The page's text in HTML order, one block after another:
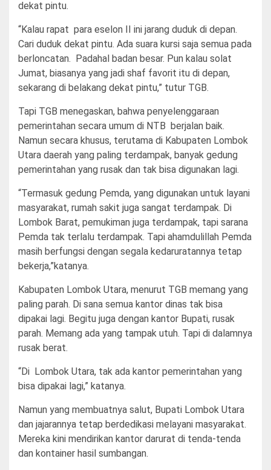
dekat pintu.
“Kalau rapat para eselon II ini jarang duduk di depan.
Cari duduk dekat pintu. Ada suara kursi saja semua pada
berloncatan. Padahal badan besar. Pun kalau solat
Jumat, biasanya yang jadi shaf favorit itu di depan,
sekarang di belakang dekat pintu,” tutur TGB.
Tapi TGB menegaskan, bahwa penyelenggaraan
pemerintahan secara umum di NTB berjalan baik.
Namun secara khusus, terutama di Kabupaten Lombok
Utara daerah yang paling terdampak, banyak gedung
pemerintahan yang rusak dan tak bisa digunakan lagi.
“Termasuk gedung Pemda, yang digunakan untuk layani
masyarakat, rumah sakit juga sangat terdampak. Di
Lombok Barat, pemukiman juga terdampak, tapi sarana
Pemda tak terlalu terdampak. Tapi ahamdulillah Pemda
masih berfungsi dengan segala kedaruratannya tetap
bekerja,”katanya.
Kabupaten Lombok Utara, menurut TGB memang yang
paling parah. Di sana semua kantor dinas tak bisa
dipakai lagi. Begitu juga dengan kantor Bupati, rusak
parah. Memang ada yang tampak utuh. Tapi di dalamnya
rusak berat.
“Di Lombok Utara, tak ada kantor pemerintahan yang
bisa dipakai lagi,” katanya.
Namun yang membuatnya salut, Bupati Lombok Utara
dan jajarannya tetap berdedikasi melayani masyarakat.
Mereka kini mendirikan kantor darurat di tenda-tenda
dan kontainer hasil sumbangan.